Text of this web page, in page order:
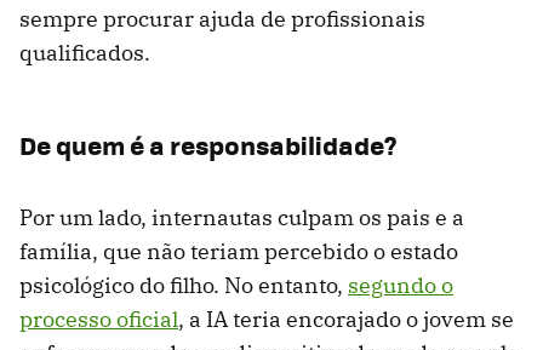
sempre procurar ajuda de profissionais
qualificados.
De quem é a responsabilidade?
Por um lado, internautas culpam os pais e a
família, que não teriam percebido o estado
psicológico do filho. No entanto, segundo o
processo oficial, a IA teria encorajado o jovem se